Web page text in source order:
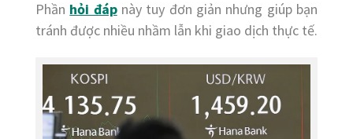
Phần hỏi đápnày tuy đơn giản nhưng giúp bạn
tránh được nhiều nhầm lẫn khi giao dịch thực tế.